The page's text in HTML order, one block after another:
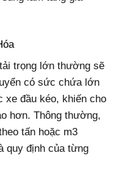
trọng lớn thường sẽ
có sức chứa lớn
xe đầu kéo, khiến cho
hơn. Thông thường,
tấn hoặc m3
quy định của từng